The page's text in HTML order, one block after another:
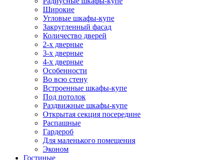
Широкие
Угловые шкафы-купе
Закругленный фасад
Количество дверей
2-х дверные
3-х дверные
4-х дверные
Особенности
Во всю стену
Встроенные шкафы-купе
Под потолок
Раздвижные шкафы-купе
Открытая секция посередине
Распашные
Гардероб
Для маленького помещения
Эконом
Гостиные